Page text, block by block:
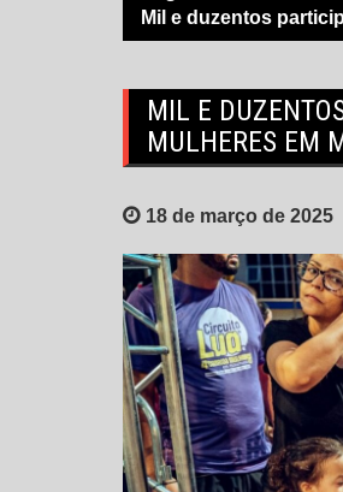
Mil e duzentos
MIL E
MULHERES EM
18 de março de 2025